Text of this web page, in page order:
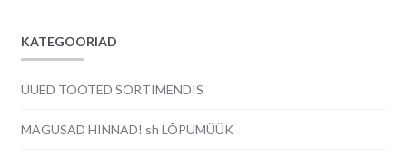
KATEGOORIAD
UUED TOOTED SORTIMENDIS
MAGUSAD HINNAD! sh LÕPUMÜÜK